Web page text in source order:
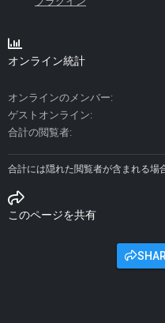
オンライン統計
オンラインのメンバー
ゲストオンライン
合計の閲覧者
合計には隠れた閲覧者が含まれる場
このページを共有